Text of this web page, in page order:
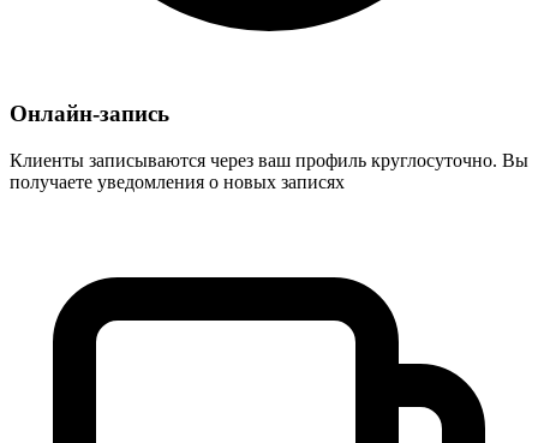
Онлайн-запись
Клиенты записываются через ваш профиль круглосуточно. Вы
получаете уведомления о новых записях